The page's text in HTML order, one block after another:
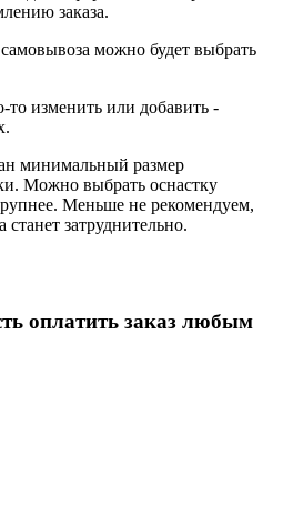
заказа.
можно будет выбрать
изменить или добавить -
минимальный размер
Можно выбрать оснастку
Меньше не рекомендуем,
затруднительно.
оплатить заказ любым